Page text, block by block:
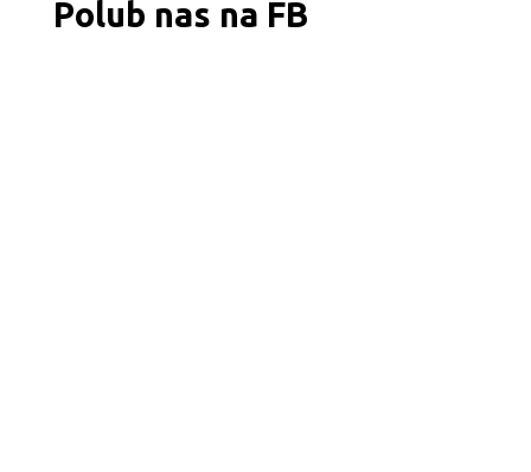
Polub nas na FB